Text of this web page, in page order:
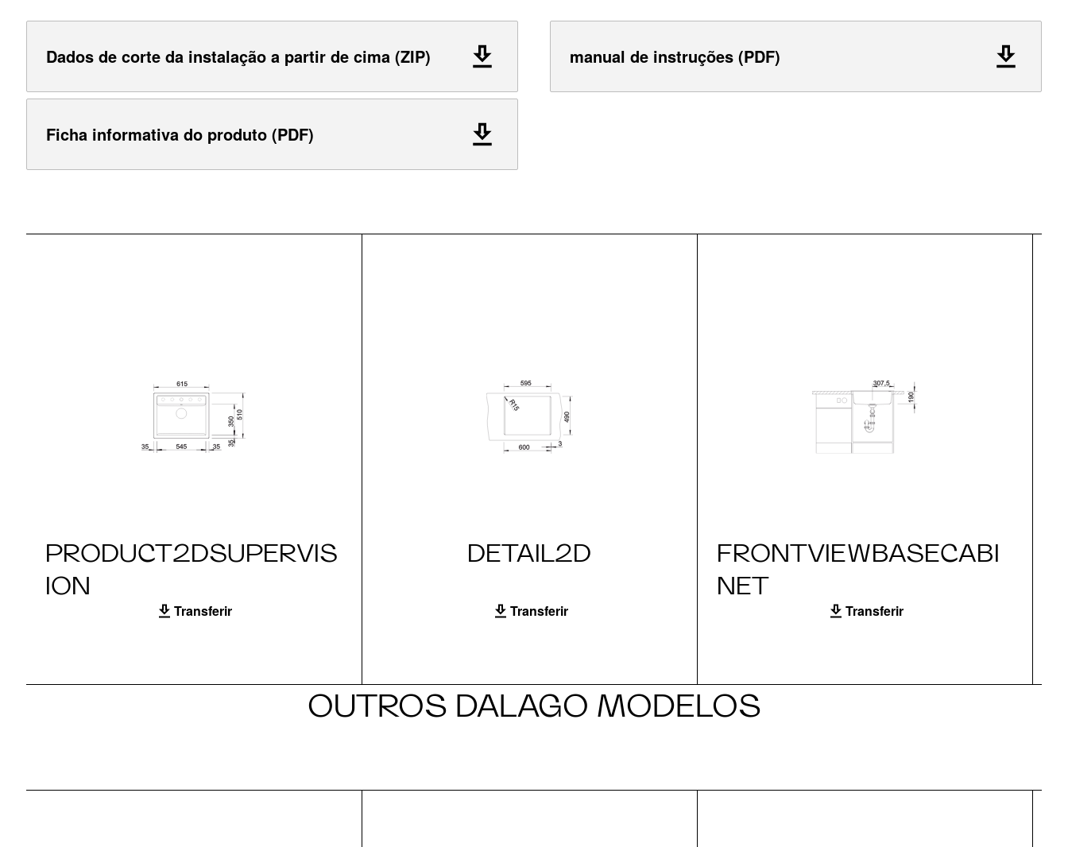
Dados de corte da instalação a partir de cima (ZIP) manual de instruções (PDF)
Ficha informativa do produto (PDF)
PRODUCT2DSUPERVIS
ION
Transferir
DETAIL2D
Transferir
FRONTVIEWBASECABI
NET
Transferir
OUTROS DALAGO MODELOS